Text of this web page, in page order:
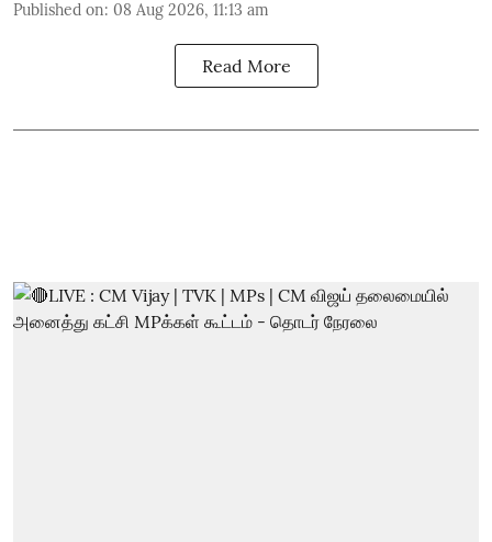
Published on: 08 Aug 2026, 11:13 am
Read More